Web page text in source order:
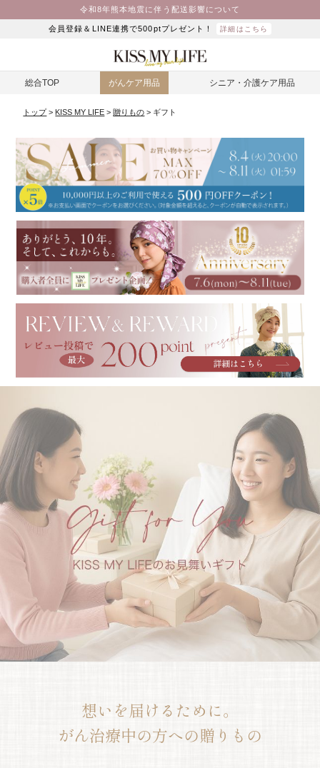
令和8年熊本地震に伴う配送影響について
会員登録＆LINE連携で500ptプレゼント！ 詳細はこちら
総合TOP がんケア用品 シニア・介護ケア用品
トップ KISS MY LIFE 贈りもの ギフト
想いを届けるために。
がん治療中の方への贈りもの